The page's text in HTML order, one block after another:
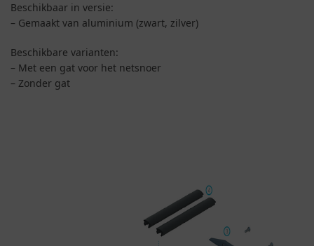
Beschikbaar in versie:
– Gemaakt van aluminium (zwart, zilver)
Beschikbare varianten:
– Met een gat voor het netsnoer
– Zonder gat